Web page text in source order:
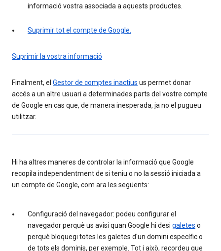
informació vostra associada a aquests productes.
Suprimir tot el compte de Google.
Suprimir la vostra informació
Finalment, el Gestor de comptes inactius us permet donar
accés a un altre usuari a determinades parts del vostre compte
de Google en cas que, de manera inesperada, ja no el pugueu
utilitzar.
Hi ha altres maneres de controlar la informació que Google
recopila independentment de si teniu o no la sessió iniciada a
un compte de Google, com ara les següents:
Configuració del navegador: podeu configurar el
navegador perquè us avisi quan Google hi desi galetes o
perquè bloquegi totes les galetes d'un domini específic o
de tots els dominis, per exemple. Tot i això, recordeu que